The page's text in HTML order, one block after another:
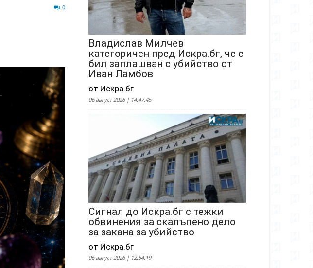
0
Владислав Милчев
категоричен пред Искра.бг, че е
бил заплашван с убийство от
Иван Ламбов
от Искра.бг
06 август 2026 | 14:47:45
Сигнал до Искра.бг с тежки
обвинения за скалъпено дело
за закана за убийство
от Искра.бг
06 август 2026 | 12:54:19